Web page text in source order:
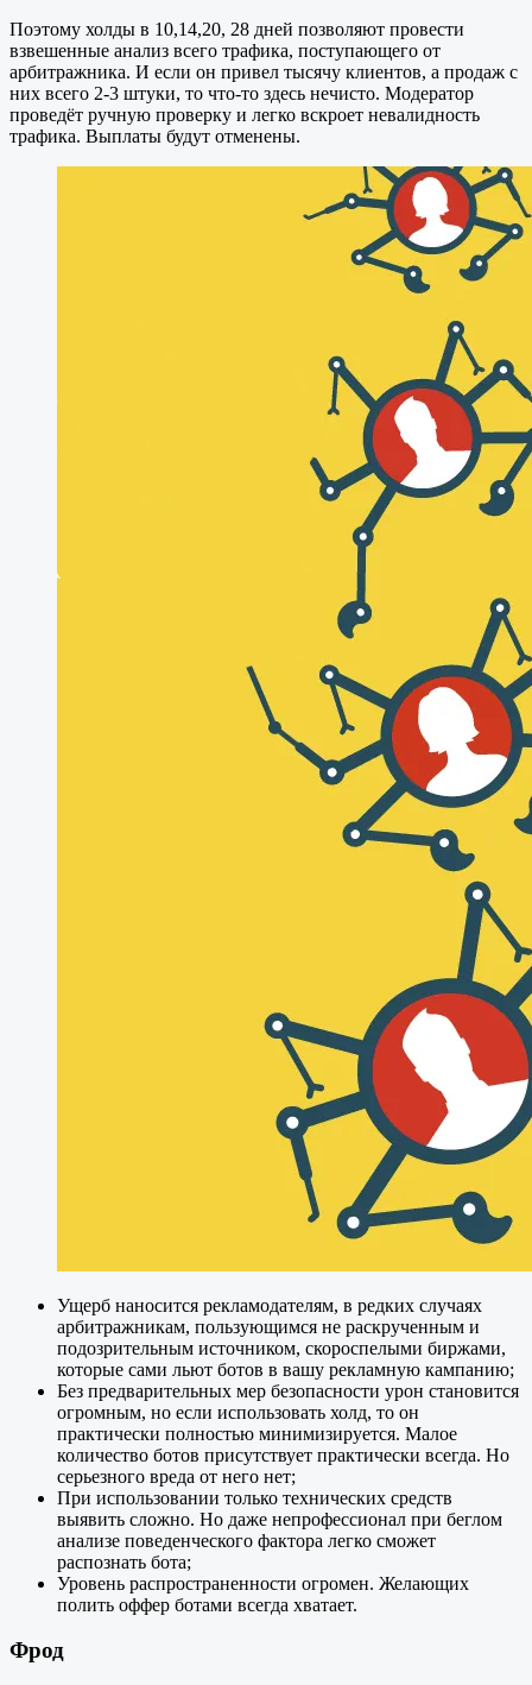
Поэтому холды в 10,14,20, 28 дней позволяют провести
взвешенные анализ всего трафика, поступающего от
арбитражника. И если он привел тысячу клиентов, а продаж с
них всего 2-3 штуки, то что-то здесь нечисто. Модератор
проведёт ручную проверку и легко вскроет невалидность
трафика. Выплаты будут отменены.
Ущерб наносится рекламодателям, в редких случаях
арбитражникам, пользующимся не раскрученным и
подозрительным источником, скороспелыми биржами,
которые сами льют ботов в вашу рекламную кампанию;
Без предварительных мер безопасности урон становится
огромным, но если использовать холд, то он
практически полностью минимизируется. Малое
количество ботов присутствует практически всегда. Но
серьезного вреда от него нет;
При использовании только технических средств
выявить сложно. Но даже непрофессионал при беглом
анализе поведенческого фактора легко сможет
распознать бота;
Уровень распространенности огромен. Желающих
полить оффер ботами всегда хватает.
Фрод